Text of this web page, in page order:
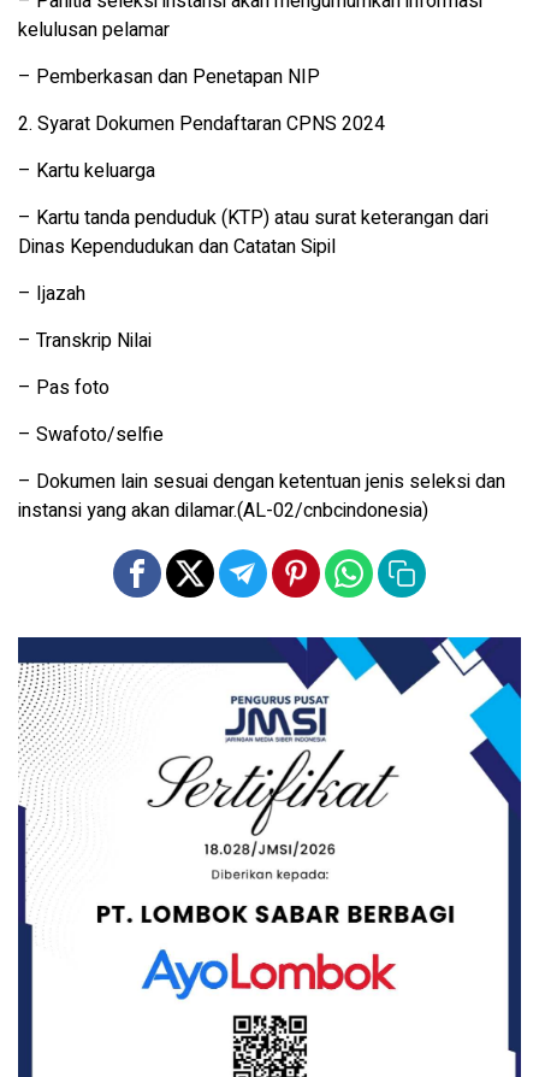
kelulusan pelamar
– Pemberkasan dan Penetapan NIP
2. Syarat Dokumen Pendaftaran CPNS 2024
– Kartu keluarga
– Kartu tanda penduduk (KTP) atau surat keterangan dari
Dinas Kependudukan dan Catatan Sipil
– Ijazah
– Transkrip Nilai
– Pas foto
– Swafoto/selfie
– Dokumen lain sesuai dengan ketentuan jenis seleksi dan
instansi yang akan dilamar.(AL-02/cnbcindonesia)